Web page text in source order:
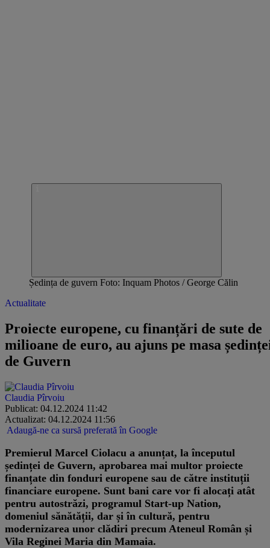
Ședința de guvern Foto: Inquam Photos / George Călin
Actualitate
Proiecte europene, cu finanțări de sute de
milioane de euro, au ajuns pe masa
de Guvern
Claudia Pîrvoiu
Publicat: 04.12.2024 11:42
Actualizat: 04.12.2024 11:56
Adaugă-ne ca sursă preferată în Google
Premierul Marcel Ciolacu a anunțat, la începutul
ședinței de Guvern, aprobarea mai multor proiecte
finanțate din fonduri europene sau de către instituții
financiare europene. Sunt bani care vor fi alocați atât
pentru autostrăzi, programul Start-up Nation,
domeniul sănătății, dar și în cultură, pentru
modernizarea unor clădiri precum Ateneul Român și
Vila Reginei Maria din Mamaia.